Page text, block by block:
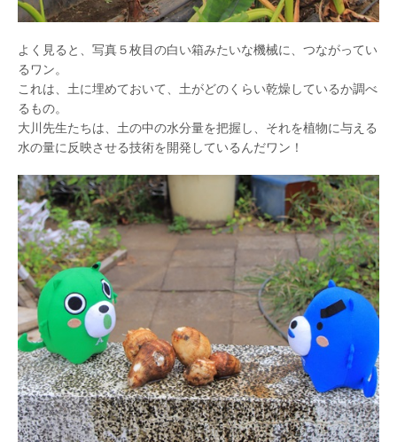
よく見ると、写真５枚目の白い箱みたいな機械に、つながってい
るワン。
これは、土に埋めておいて、土がどのくらい乾燥しているか調べ
るもの。
大川先生たちは、土の中の水分量を把握し、それを植物に与える
水の量に反映させる技術を開発しているんだワン！